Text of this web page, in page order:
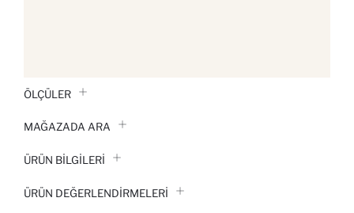
ÖLÇÜLER
MAĞAZADA ARA
ÜRÜN BILGILERI
ÜRÜN DEĞERLENDİRMELERİ